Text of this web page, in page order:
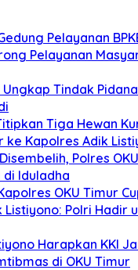
Pelayanan
Pelayanan
Ungkap Tindak
Tiga Hewan
ke Kapolres Adik
Polres
di Iduladha
OKU Timur
Listiyono: Polri Hadir
Harapkan KKI
di OKU Timur